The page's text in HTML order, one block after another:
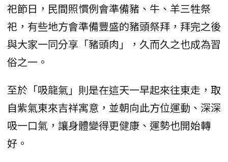
祀節日，民間照慣例會準備豬、牛、羊三牲祭
祀，有些地方會準備豐盛的豬頭祭拜，拜完之後
與大家一同分享「豬頭肉」，久而久之也成為習
俗之一。
至於「吸龍氣」則是在這天一早起來往東走，取
自紫氣東來吉祥寓意，並朝向此方位運動、深深
吸一口氣，讓身體變得更健康、運勢也開始轉
好。